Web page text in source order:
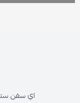
اي سفن